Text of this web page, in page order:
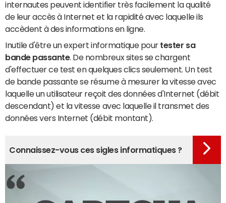
internautes peuvent identifier très facilement la qualité
de leur accès à Internet et la rapidité avec laquelle ils
accèdent à des informations en ligne.
Inutile d'être un expert informatique pour tester sa
bande passante. De nombreux sites se chargent
d'effectuer ce test en quelques clics seulement. Un test
de bande passante se résume à mesurer la vitesse avec
laquelle un utilisateur reçoit des données d'Internet (débit
descendant) et la vitesse avec laquelle il transmet des
données vers Internet (débit montant).
Connaissez-vous ces sigles informatiques ?